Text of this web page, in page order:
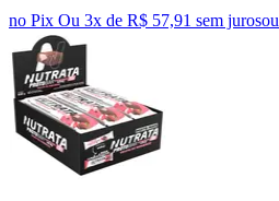
no Pix Ou 3x de R$ 57,91 sem jurosou